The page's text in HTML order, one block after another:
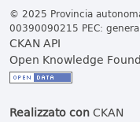
© 2025 Provincia
00390090215 PEC:
CKAN API
Open Knowledge
Realizzato conCKAN